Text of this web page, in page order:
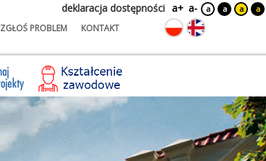
ZGŁOŚ PROBLEM KONTAKT
deklaracja dostępności a+ a- a a a a